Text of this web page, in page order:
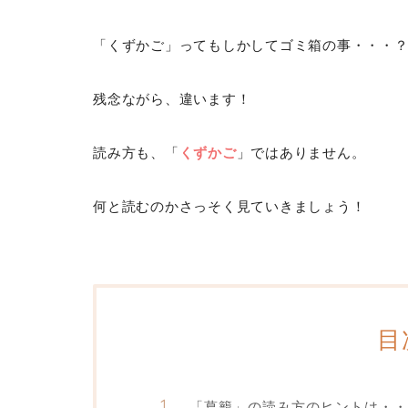
「くずかご」ってもしかしてゴミ箱の事・・・？
残念ながら、違います！
読み方も、「 くずかご」ではありません。
何と読むのかさっそく見ていきましょう！
目